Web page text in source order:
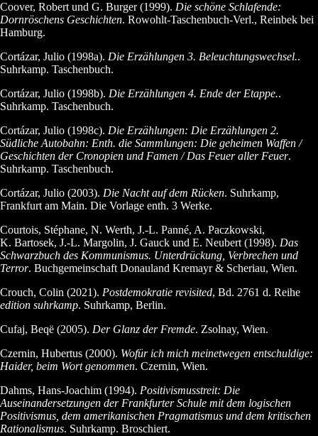
Coover, Robert und G. Burger (1999). Die schöne Schlafende:
Dornröschens Geschichten. Rowohlt-Taschenbuch-Verl., Reinbek bei
Hamburg.
Cortázar, Julio (1998a). Die Erzählungen 3. Beleuchtungswechsel..
Suhrkamp. Taschenbuch.
Cortázar, Julio (1998b). Die Erzählungen 4. Ende der Etappe..
Suhrkamp. Taschenbuch.
Cortázar, Julio (1998c). Die Erzählungen: Die Erzählungen 2.
Südliche Autobahn: Enth. die Sammlungen: Die geheimen Waffen /
Geschichten der Cronopien und Famen / Das Feuer aller Feuer.
Suhrkamp. Taschenbuch.
Cortázar, Julio (2003). Die Nacht auf dem Rücken. Suhrkamp,
Frankfurt am Main. Die Vorlage enth. 3 Werke.
Courtois, Stéphane, N. Werth, J.-L. Panné, A. Paczkowski,
K. Bartosek, J.-L. Margolin, J. Gauck und E. Neubert (1998). Das
Schwarzbuch des Kommunismus. Unterdrückung, Verbrechen und
Terror. Buchgemeinschaft Donauland Kremayr & Scheriau, Wien.
Crouch, Colin (2021). Postdemokratie revisited, Bd. 2761 d. Reihe
edition suhrkamp. Suhrkamp, Berlin.
Cufaj, Beqë (2005). Der Glanz der Fremde. Zsolnay, Wien.
Czernin, Hubertus (2000). Wofür ich mich meinetwegen entschuldige:
Haider, beim Wort genommen. Czernin, Wien.
Dahms, Hans-Joachim (1994). Positivismusstreit: Die
Auseinandersetzungen der Frankfurter Schule mit dem logischen
Positivismus, dem amerikanischen Pragmatismus und dem kritischen
Rationalismus. Suhrkamp. Broschiert.